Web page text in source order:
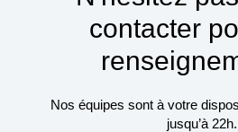
contacter
Nos équipes sont à votre
jusqu’à 22h.